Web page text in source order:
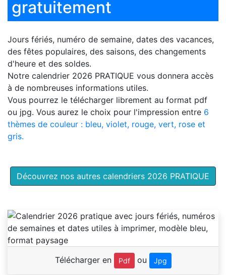
gratuitement
Jours fériés, numéro de semaine, dates des vacances,
des fêtes populaires, des saisons, des changements
d'heure et des soldes.
Notre calendrier 2026 PRATIQUE vous donnera accès
à de nombreuses informations utiles.
Vous pourrez le télécharger librement au format pdf
ou jpg. Vous aurez le choix pour l'impression entre 6
thèmes de couleur : bleu, violet, rouge, vert, rose et
gris.
Découvrez nos autres calendriers 2026 PRATIQUE
Télécharger en Pdf ou Jpg